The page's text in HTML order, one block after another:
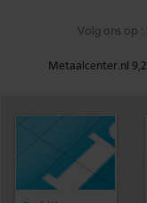
Volg ons op :
Metaalcenter.nl 9,2